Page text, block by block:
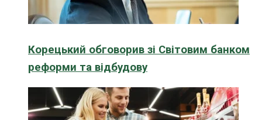
Корецький обговорив зі Світовим банком
реформи та відбудову